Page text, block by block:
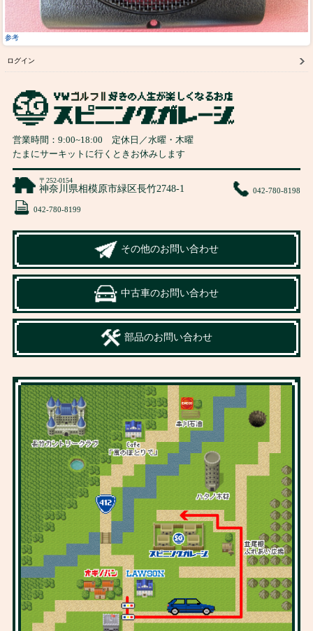
参考
ログイン
営業時間： 9:00~18:00 定休日／水曜・木曜
たまにサーキットに行くときお休みします
〒252-0154
神奈川県相模原市緑区長竹2748-1 042-780-8198
042-780-8199
その他のお問い合わせ
中古車のお問い合わせ
部品のお問い合わせ